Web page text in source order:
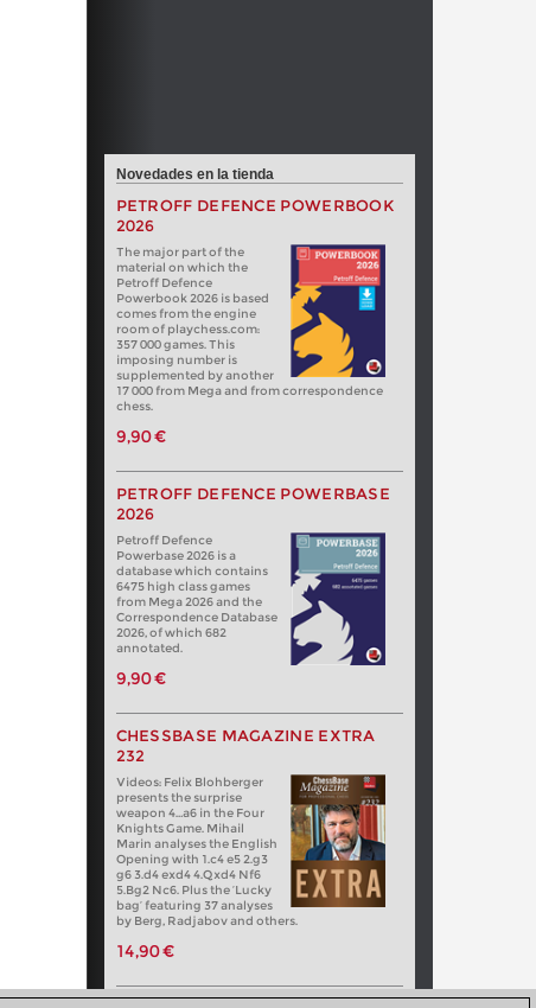
Novedades en la tienda
PETROFF DEFENCE POWERBOOK
2026
The major part of the
material on which the
Petroff Defence
Powerbook 2026 is based
comes from the engine
room of playchess.com:
357 000 games. This
imposing number is
supplemented by another
17 000 from Mega and from correspondence
chess.
9,90 €
PETROFF DEFENCE POWERBASE
2026
Petroff Defence
Powerbase 2026 is a
database which contains
6475 high class games
from Mega 2026 and the
Correspondence Database
2026, of which 682
annotated.
9,90 €
CHESSBASE MAGAZINE EXTRA
232
Videos: Felix Blohberger
presents the surprise
weapon 4…a6 in the Four
Knights Game. Mihail
Marin analyses the English
Opening with 1.c4 e5 2.g3
g6 3.d4 exd4 4.Qxd4 Nf6
5.Bg2 Nc6. Plus the ‘Lucky
bag’ featuring 37 analyses
by Berg, Radjabov and others.
14,90 €